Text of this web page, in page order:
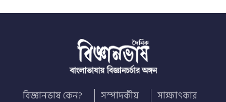
বিজ্ঞানভাষ কেন? সম্পাদকীয় সাক্ষাৎকার